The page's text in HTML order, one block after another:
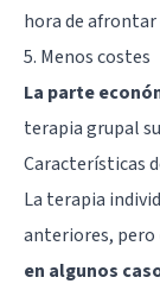
hora de
5. Menos costes
La parte
terapia grupal
Características
La terapia
anteriores, pero
en algunos